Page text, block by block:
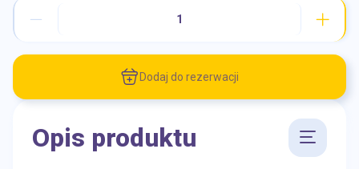
Dodaj do rezerwacji
Opis produktu